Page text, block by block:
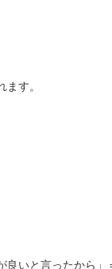
す。
いと言ったから